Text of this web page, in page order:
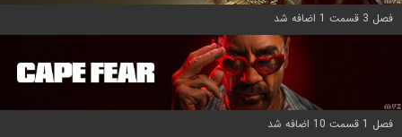
فصل 3 قسمت 1 اضافه شد
فصل 1 قسمت 10 اضافه شد